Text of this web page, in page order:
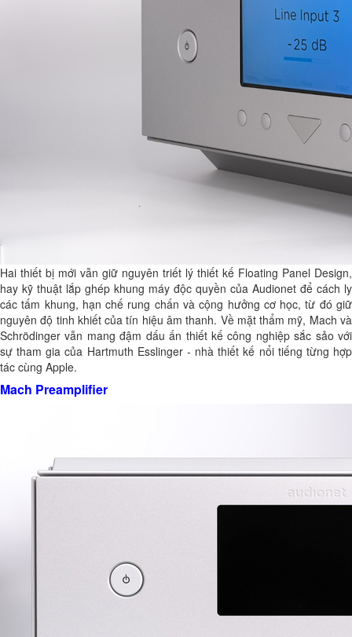
Hai thiết bị mới vẫn giữ nguyên triết lý thiết kế Floating Panel Design,
hay kỹ thuật lắp ghép khung máy độc quyền của Audionet để cách ly
các tấm khung, hạn chế rung chấn và cộng hưởng cơ học, từ đó giữ
nguyên độ tinh khiết của tín hiệu âm thanh. Về mặt thẩm mỹ, Mach và
Schrödinger vẫn mang đậm dấu ấn thiết kế công nghiệp sắc sảo với
sự tham gia của Hartmuth Esslinger - nhà thiết kế nổi tiếng từng hợp
tác cùng Apple.
Mach Preamplifier